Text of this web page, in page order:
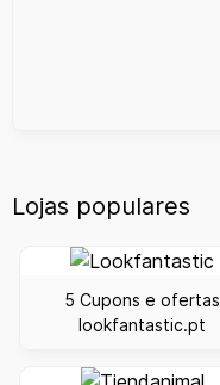
Lojas populares
5 Cupons e ofertas
lookfantastic.pt